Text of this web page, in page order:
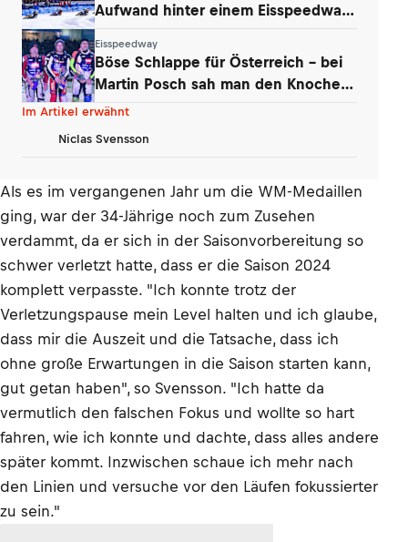
Aufwand hinter einem Eisspeedway-
Eisspeedway
Böse Schlappe für Österreich – bei
Martin Posch sah man den Knochen
im Bein
Im Artikel erwähnt
Niclas Svensson
Als es im vergangenen Jahr um die WM-Medaillen
ging, war der 34-Jährige noch zum Zusehen
verdammt, da er sich in der Saisonvorbereitung so
schwer verletzt hatte, dass er die Saison 2024
komplett verpasste. "Ich konnte trotz der
Verletzungspause mein Level halten und ich glaube,
dass mir die Auszeit und die Tatsache, dass ich
ohne große Erwartungen in die Saison starten kann,
gut getan haben", so Svensson. "Ich hatte da
vermutlich den falschen Fokus und wollte so hart
fahren, wie ich konnte und dachte, dass alles andere
später kommt. Inzwischen schaue ich mehr nach
den Linien und versuche vor den Läufen fokussierter
zu sein."